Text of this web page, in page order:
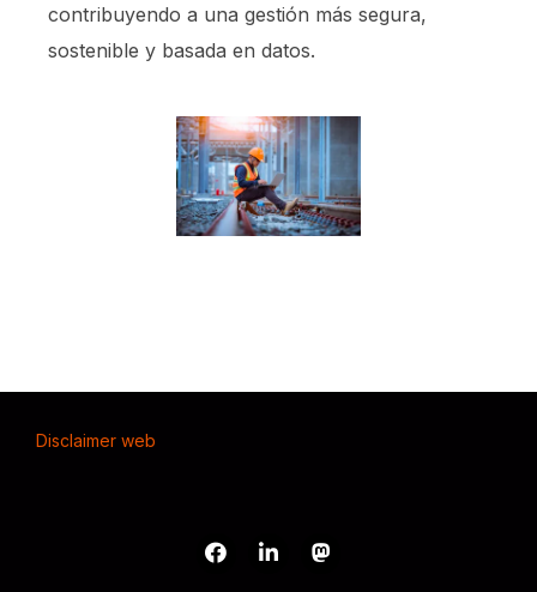
contribuyendo a una gestión más segura,
sostenible y basada en datos.
Disclaimer web